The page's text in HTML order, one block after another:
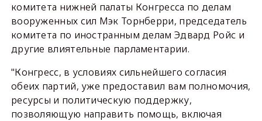
комитета нижней палаты Конгресса по делам
вооруженных сил Мэк Торнберри, председатель
комитета по иностранным делам Эдвард Ройс и
другие влиятельные парламентарии.
"Конгресс, в условиях сильнейшего согласия
обеих партий, уже предоставил вам полномочия,
ресурсы и политическую поддержку,
позволяющую направить помощь, включая